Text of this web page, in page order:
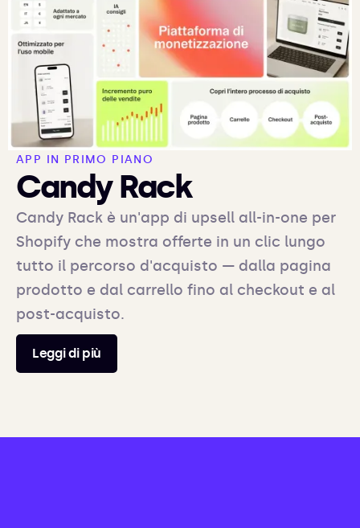
APP IN PRIMO PIANO
Candy Rack
Candy Rack è un'app di upsell all-in-one per
Shopify che mostra offerte in un clic lungo
tutto il percorso d'acquisto — dalla pagina
prodotto e dal carrello fino al checkout e al
post-acquisto.
Leggi di più